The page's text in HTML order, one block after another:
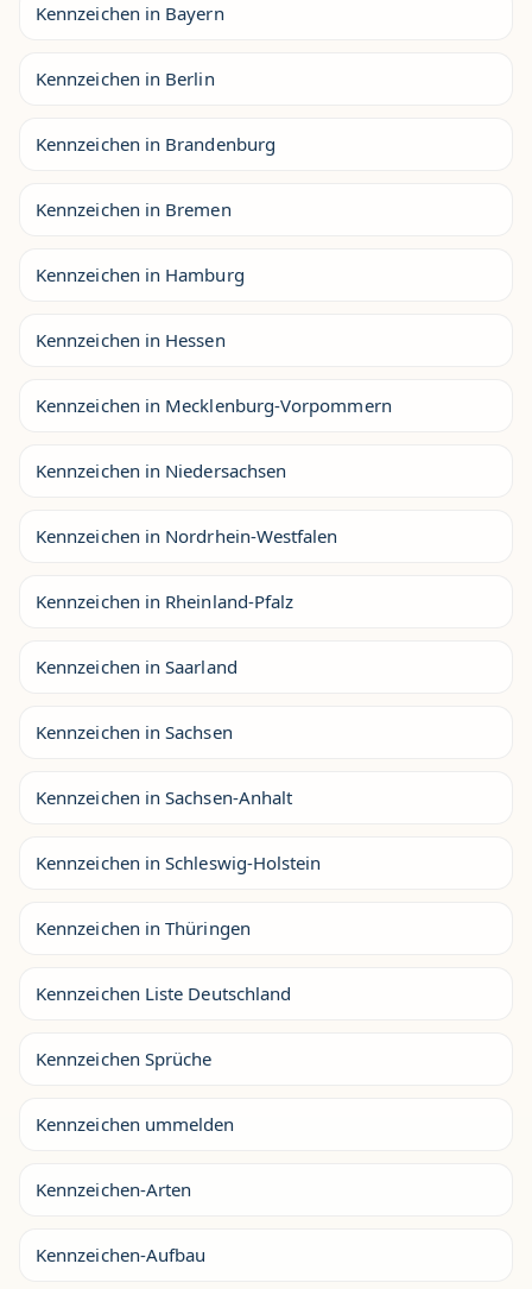
Kennzeichen in Bayern
Kennzeichen in Berlin
Kennzeichen in Brandenburg
Kennzeichen in Bremen
Kennzeichen in Hamburg
Kennzeichen in Hessen
Kennzeichen in Mecklenburg-Vorpommern
Kennzeichen in Niedersachsen
Kennzeichen in Nordrhein-Westfalen
Kennzeichen in Rheinland-Pfalz
Kennzeichen in Saarland
Kennzeichen in Sachsen
Kennzeichen in Sachsen-Anhalt
Kennzeichen in Schleswig-Holstein
Kennzeichen in Thüringen
Kennzeichen Liste Deutschland
Kennzeichen Sprüche
Kennzeichen ummelden
Kennzeichen-Arten
Kennzeichen-Aufbau